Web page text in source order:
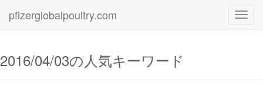
pfizerglobalpoultry.com
2016/04/03の人気キーワード